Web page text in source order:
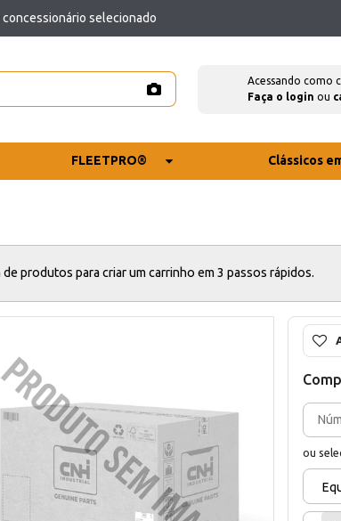
concessionário selecionado
Acessando como
Faça o login ou
FLEETPRO® Clássicos
de produtos para criar um carrinho em 3 passos rápidos.
ou